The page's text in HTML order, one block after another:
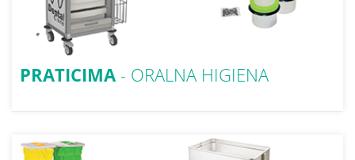
PRATICIMA - ORALNA HIGIENA